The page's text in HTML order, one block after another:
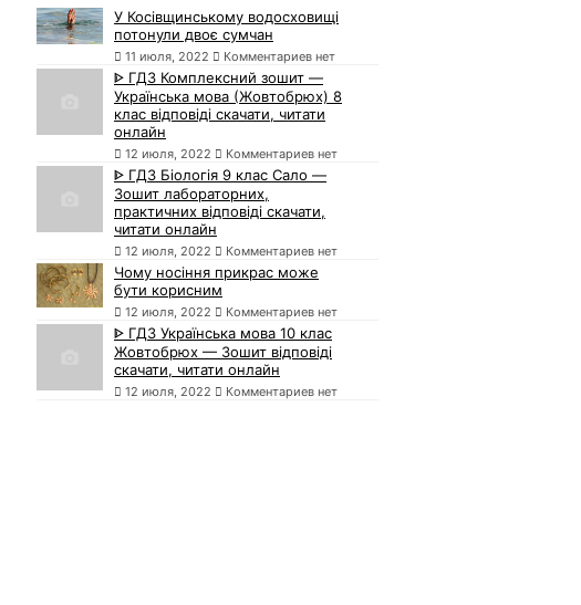
У Косівщинському водосховищі
потонули двоє сумчан
11 июля, 2022 Комментариев нет
ᐈ ГДЗ Комплексний зошит —
Українська мова (Жовтобрюх) 8
клас відповіді скачати, читати
онлайн
12 июля, 2022 Комментариев нет
ᐈ ГДЗ Біологія 9 клас Сало —
Зошит лабораторних,
практичних відповіді скачати,
читати онлайн
12 июля, 2022 Комментариев нет
Чому носіння прикрас може
бути корисним
12 июля, 2022 Комментариев нет
ᐈ ГДЗ Українська мова 10 клас
Жовтобрюх — Зошит відповіді
скачати, читати онлайн
12 июля, 2022 Комментариев нет